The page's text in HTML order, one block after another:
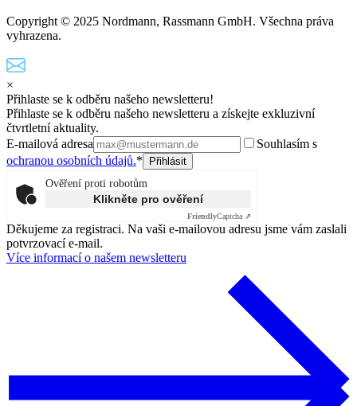
Copyright © 2025 Nordmann, Rassmann GmbH. Všechna práva
vyhrazena.
×
Přihlaste se k odběru našeho newsletteru!
Přihlaste se k odběru našeho newsletteru a získejte exkluzivní
čtvrtletní aktuality.
E-mailová adresa
Souhlasím s
ochranou osobních údajů.*
Ověření proti robotům
Klikněte pro ověření
FriendlyCaptcha ⇗
Děkujeme za registraci. Na vaši e-mailovou adresu jsme vám zaslali
potvrzovací e-mail.
Více informací o našem newsletteru